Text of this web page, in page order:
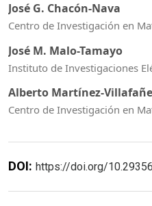
José G. Chacón-Nava
Centro de Investigación en
José M. Malo-Tamayo
Instituto de Investigaciones
Alberto Martínez-Villafañe
Centro de Investigación en
DOI: https://doi.org/